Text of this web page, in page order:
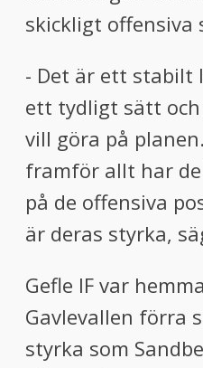
skickligt offensiva
- Det är ett stabilt
ett tydligt sätt och
vill göra på
framför allt har
på de offensiva
är deras styrka,
Gefle IF var
Gavlevallen förra
styrka som